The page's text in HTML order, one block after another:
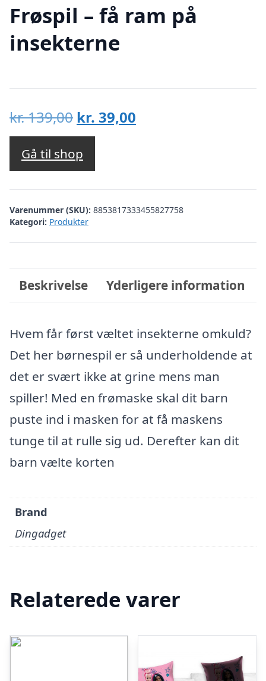
Frøspil – få ram på
insekterne
kr.139,00 Den
oprindelige
pris
var:
kr. 139,00.
kr. 39,00
kr. 39,00.
Gå til shop
Varenummer (SKU): 8853817333455827758
Kategori: Produkter
Beskrivelse Yderligere information
Hvem får først væltet insekterne omkuld?
Det her børnespil er så underholdende at
det er svært ikke at grine mens man
spiller! Med en frømaske skal dit barn
puste ind i masken for at få maskens
tunge til at rulle sig ud. Derefter kan dit
barn vælte korten
Brand
Dingadget
Relaterede varer